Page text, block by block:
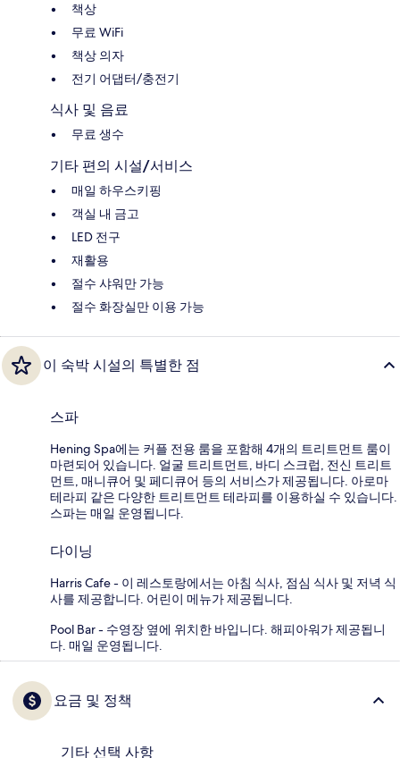
책상
무료 WiFi
책상 의자
전기 어댑터/충전기
식사 및 음료
무료 생수
기타 편의 시설/서비스
매일 하우스키핑
객실 내 금고
LED 전구
재활용
절수 샤워만 가능
절수 화장실만 이용 가능
이 숙박 시설의 특별한 점
스파
Hening Spa에는 커플 전용 룸을 포함해 4개의 트리트먼트 룸이
마련되어 있습니다. 얼굴 트리트먼트, 바디 스크럽, 전신 트리트
먼트, 매니큐어 및 페디큐어 등의 서비스가 제공됩니다. 아로마
테라피 같은 다양한 트리트먼트 테라피를 이용하실 수 있습니다.
스파는 매일 운영됩니다.
다이닝
Harris Cafe - 이 레스토랑에서는 아침 식사, 점심 식사 및 저녁 식
사를 제공합니다. 어린이 메뉴가 제공됩니다.
Pool Bar - 수영장 옆에 위치한 바입니다. 해피아워가 제공됩니
다. 매일 운영됩니다.
요금 및 정책
기타 선택 사항